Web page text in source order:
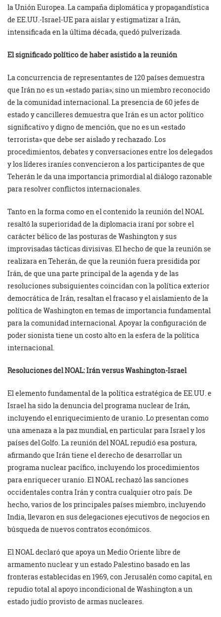
la Unión Europea. La campaña diplomática y propagandística
de EE.UU.-Israel-UE para aislar y estigmatizar a Irán,
intensificada en la última década, quedó pulverizada.
El significado político de haber asistido a la reunión
La concurrencia de representantes de 120 países demuestra
que Irán no es un «estado paria»; sino un miembro reconocido
de la comunidad internacional. La presencia de 60 jefes de
estado y cancilleres demuestra que Irán es un actor político
significativo y digno de mención, que no es un «estado
terrorista» que debe ser aislado y rechazado. Los
procedimientos, debates y conversaciones entre los delegados
y los líderes iraníes convencieron a los participantes de que
Teherán le da una importancia primordial al diálogo razonable
para resolver conflictos internacionales.
Tanto en la forma como en el contenido la reunión del NOAL
resaltó la superioridad de la diplomacia iraní por sobre el
carácter bélico de las posturas de Washington y sus
improvisadas tácticas divisivas. El hecho de que la reunión se
realizara en Teherán, de que la reunión fuera presidida por
Irán, de que una parte principal de la agenda y de las
resoluciones subsiguientes coincidan con la política exterior
democrática de Irán, resaltan el fracaso y el aislamiento de la
política de Washington en temas de importancia fundamental
para la comunidad internacional. Apoyar la configuración de
poder sionista tiene un costo alto en la esfera de la política
internacional.
Resoluciones del NOAL: Irán versus Washington-Israel
El elemento fundamental de la política estratégica de EE.UU. e
Israel ha sido la denuncia del programa nuclear de Irán,
incluyendo el enriquecimiento de uranio. Lo presentan como
una amenaza a la paz mundial, en particular para Israel y los
países del Golfo. La reunión del NOAL repudió esa postura,
afirmando que Irán tiene el derecho de desarrollar un
programa nuclear pacífico, incluyendo los procedimientos
para enriquecer uranio. El NOAL rechazó las sanciones
occidentales contra Irán y contra cualquier otro país. De
hecho, varios de los principales países miembro, incluyendo
India, llevaron en sus delegaciones ejecutivos de negocios en
búsqueda de nuevos contratos económicos.
El NOAL declaró que apoya un Medio Oriente libre de
armamento nuclear y un estado Palestino basado en las
fronteras establecidas en 1969, con Jerusalén como capital, en
repudio total al apoyo incondicional de Washington a un
estado judío provisto de armas nucleares.